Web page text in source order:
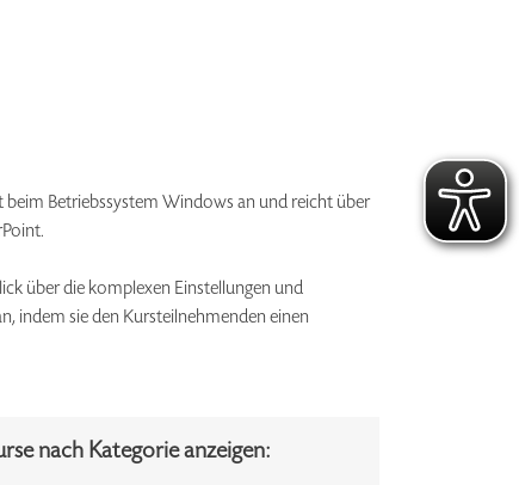
Betriebssystem Windows an und reicht über
über die komplexen Einstellungen und
indem sie den Kursteilnehmenden einen
nach Kategorie anzeigen: